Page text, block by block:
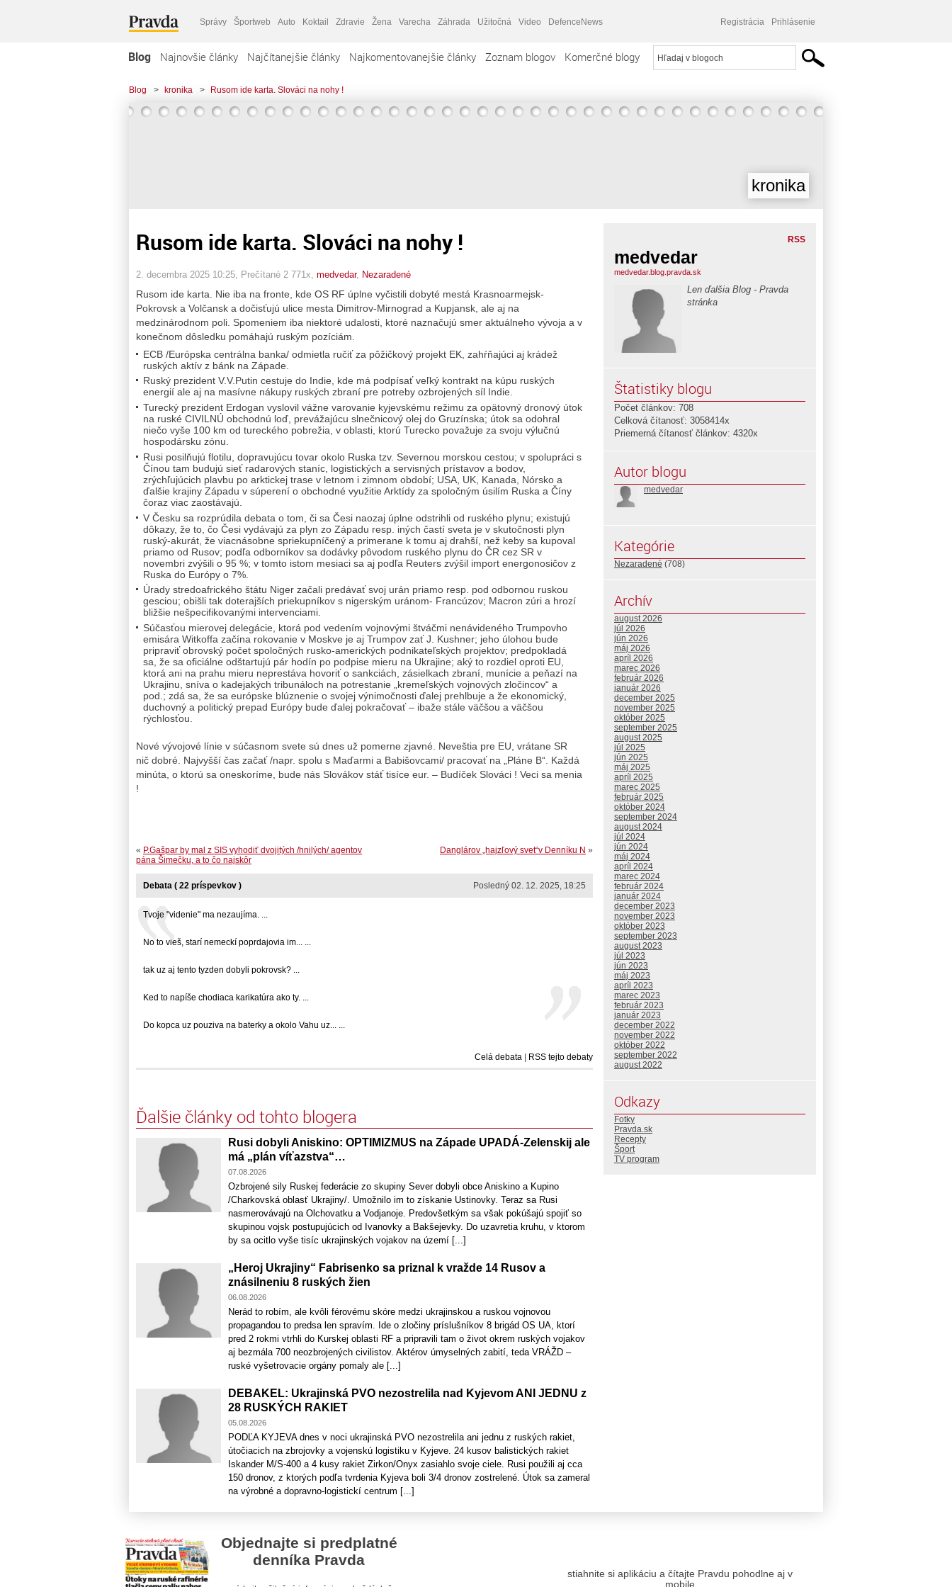
Správy Športweb Auto Koktail Zdravie Žena Varecha Záhrada Užitočná Video DefenceNews Registrácia Prihlásenie
Blog Najnovšie články Najčítanejšie články Najkomentovanejšie články Zoznam blogov Komerčné blogy
Blog > kronika > Rusom ide karta. Slováci na nohy !
kronika
Rusom ide karta. Slováci na nohy !
2. decembra 2025 10:25 , Prečítané 2 771x, medvedar, Nezaradené
Rusom ide karta. Nie iba na fronte, kde OS RF úplne vyčistili dobyté mestá Krasnoarmejsk-
Pokrovsk a Volčansk a dočisťujú ulice mesta Dimitrov-Mirnograd a Kupjansk, ale aj na
medzinárodnom poli. Spomeniem iba niektoré udalosti, ktoré naznačujú smer aktuálneho vývoja a v
konečnom dôsledku pomáhajú ruským pozíciám.
ECB /Európska centrálna banka/ odmietla ručiť za pôžičkový projekt EK, zahŕňajúci aj krádež
ruských aktív z bánk na Západe.
Ruský prezident V.V.Putin cestuje do Indie, kde má podpísať veľký kontrakt na kúpu ruských
energií ale aj na masívne nákupy ruských zbraní pre potreby ozbrojených síl Indie.
Turecký prezident Erdogan vyslovil vážne varovanie kyjevskému režimu za opätovný dronový útok
na ruské CIVILNÚ obchodnú loď, prevážajúcu slnečnicový olej do Gruzínska; útok sa odohral
niečo vyše 100 km od tureckého pobrežia, v oblasti, ktorú Turecko považuje za svoju výlučnú
hospodársku zónu.
Rusi posilňujú flotilu, dopravujúcu tovar okolo Ruska tzv. Severnou morskou cestou; v spolupráci s
Čínou tam budujú sieť radarových staníc, logistických a servisných prístavov a bodov,
zrýchľujúcich plavbu po arktickej trase v letnom i zimnom období; USA, UK, Kanada, Nórsko a
ďalšie krajiny Západu v súperení o obchodné využitie Arktídy za spoločným úsilím Ruska a Číny
čoraz viac zaostávajú.
V Česku sa rozprúdila debata o tom, či sa Česi naozaj úplne odstrihli od ruského plynu; existujú
dôkazy, že to, čo Česi vydávajú za plyn zo Západu resp. iných častí sveta je v skutočnosti plyn
ruský-akurát, že viacnásobne spriekupníčený a primerane k tomu aj drahší, než keby sa kupoval
priamo od Rusov; podľa odborníkov sa dodávky pôvodom ruského plynu do ČR cez SR v
novembri zvýšili o 95 %; v tomto istom mesiaci sa aj podľa Reuters zvýšil import energonosičov z
Ruska do Európy o 7%.
Úrady stredoafrického štátu Niger začali predávať svoj urán priamo resp. pod odbornou ruskou
gesciou; obišli tak doterajších priekupníkov s nigerským uránom- Francúzov; Macron zúri a hrozí
bližšie nešpecifikovanými intervenciami.
Súčasťou mierovej delegácie, ktorá pod vedením vojnovými štváčmi nenávideného Trumpovho
emisára Witkoffa začína rokovanie v Moskve je aj Trumpov zať J. Kushner; jeho úlohou bude
pripraviť obrovský počet spoločných rusko-amerických podnikateľských projektov; predpokladá
sa, že sa oficiálne odštartujú pár hodín po podpise mieru na Ukrajine; aký to rozdiel oproti EU,
ktorá ani na prahu mieru neprestáva hovoriť o sankciách, zásielkach zbraní, munície a peňazí na
Ukrajinu, sníva o kadejakých tribunáloch na potrestanie „kremeľských vojnových zločincov“ a
pod.; zdá sa, že sa európske blúznenie o svojej výnimočnosti ďalej prehlbuje a že ekonomický,
duchovný a politický prepad Európy bude ďalej pokračovať – ibaže stále väčšou a väčšou
rýchlosťou.
Nové vývojové línie v súčasnom svete sú dnes už pomerne zjavné. Neveštia pre EU, vrátane SR
nič dobré. Najvyšší čas začať /napr. spolu s Maďarmi a Babišovcami/ pracovať na „Pláne B“. Každá
minúta, o ktorú sa oneskoríme, bude nás Slovákov stáť tisíce eur. – Budíček Slováci ! Veci sa menia
!
Danglárov „hajzľový svet“v Denníku N »
« P.Gašpar by mal z SIS vyhodiť dvojitých /hnilých/ agentov
pána Šimečku, a to čo najskôr
Posledný 02. 12. 2025, 18:25
Debata ( 22 príspevkov )
Tvoje "videnie" ma nezaujíma. ...
No to vieš, starí nemeckí poprdajovia im... ...
tak uz aj tento tyzden dobyli pokrovsk? ...
Ked to napíše chodiaca karikatúra ako ty. ...
Do kopca uz pouziva na baterky a okolo Vahu uz... ...
Celá debata | RSS tejto debaty
Ďalšie články od tohto blogera
Rusi dobyli Aniskino: OPTIMIZMUS na Západe UPADÁ-Zelenskij ale
má „plán víťazstva“…
07.08.2026
Ozbrojené sily Ruskej federácie zo skupiny Sever dobyli obce Aniskino a Kupino
/Charkovská oblasť Ukrajiny/. Umožnilo im to získanie Ustinovky. Teraz sa Rusi
nasmerovávajú na Olchovatku a Vodjanoje. Predovšetkým sa však pokúšajú spojiť so
skupinou vojsk postupujúcich od Ivanovky a Bakšejevky. Do uzavretia kruhu, v ktorom
by sa ocitlo vyše tisíc ukrajinských vojakov na území [...]
„Heroj Ukrajiny“ Fabrisenko sa priznal k vražde 14 Rusov a
znásilneniu 8 ruských žien
06.08.2026
Nerád to robím, ale kvôli férovému skóre medzi ukrajinskou a ruskou vojnovou
propagandou to predsa len spravím. Ide o zločiny príslušníkov 8 brigád OS UA, ktorí
pred 2 rokmi vtrhli do Kurskej oblasti RF a pripravili tam o život okrem ruských vojakov
aj bezmála 700 neozbrojených civilistov. Aktérov úmyselných zabití, teda VRÁŽD –
ruské vyšetrovacie orgány pomaly ale [...]
DEBAKEL: Ukrajinská PVO nezostrelila nad Kyjevom ANI JEDNU z
28 RUSKÝCH RAKIET
05.08.2026
PODĽA KYJEVA dnes v noci ukrajinská PVO nezostrelila ani jednu z ruských rakiet,
útočiacich na zbrojovky a vojenskú logistiku v Kyjeve. 24 kusov balistických rakiet
Iskander M/S-400 a 4 kusy rakiet Zirkon/Onyx zasiahlo svoje ciele. Rusi použili aj cca
150 dronov, z ktorých podľa tvrdenia Kyjeva boli 3/4 dronov zostrelené. Útok sa zameral
na výrobné a dopravno-logistickí centrum [...]
RSS
medvedar
medvedar.blog.pravda.sk
Len ďalšia Blog - Pravda
stránka
Štatistiky blogu
Počet článkov: 708
Celková čítanosť: 3058414x
Priemerná čítanosť článkov: 4320x
Autor blogu
medvedar
Kategórie
Nezaradené (708)
Archív
august 2026
júl 2026
jún 2026
máj 2026
apríl 2026
marec 2026
február 2026
január 2026
december 2025
november 2025
október 2025
september 2025
august 2025
júl 2025
jún 2025
máj 2025
apríl 2025
marec 2025
február 2025
október 2024
september 2024
august 2024
júl 2024
jún 2024
máj 2024
apríl 2024
marec 2024
február 2024
január 2024
december 2023
november 2023
október 2023
september 2023
august 2023
júl 2023
jún 2023
máj 2023
apríl 2023
marec 2023
február 2023
január 2023
december 2022
november 2022
október 2022
september 2022
august 2022
Odkazy
Fotky
Pravda.sk
Recepty
Šport
TV program
Objednajte si predplatné
denníka Pravda
stiahnite si aplikáciu a čítajte Pravdu pohodlne aj v
mobile